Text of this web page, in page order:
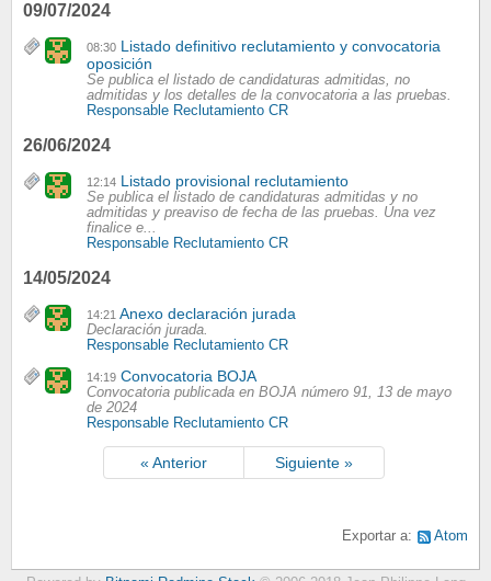
09/07/2024
08:30 Listado definitivo reclutamiento y convocatoria
oposición
Se publica el listado de candidaturas admitidas, no
admitidas y los detalles de la convocatoria a las pruebas.
Responsable Reclutamiento CR
26/06/2024
12:14 Listado provisional reclutamiento
Se publica el listado de candidaturas admitidas y no
admitidas y preaviso de fecha de las pruebas. Una vez
finalice e...
Responsable Reclutamiento CR
14/05/2024
14:21 Anexo declaración jurada
Declaración jurada.
Responsable Reclutamiento CR
14:19 Convocatoria BOJA
Convocatoria publicada en BOJA número 91, 13 de mayo
de 2024
Responsable Reclutamiento CR
« Anterior Siguiente »
Exportar a: Atom